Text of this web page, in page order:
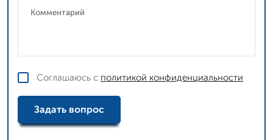
Соглашаюсь с политикой конфиденциальности
Задать вопрос